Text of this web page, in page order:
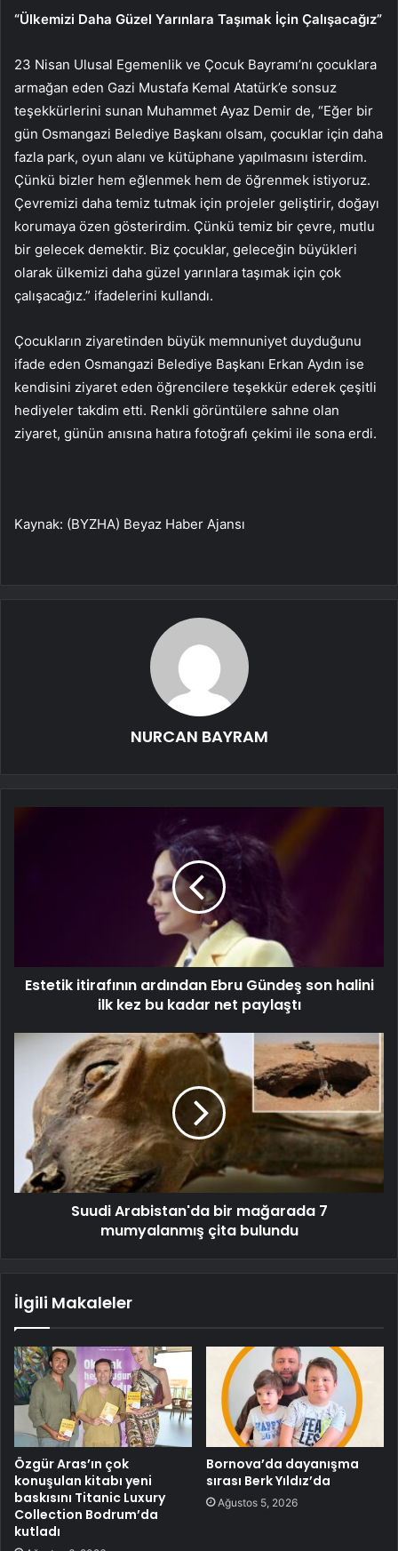
“Ülkemizi Daha Güzel Yarınlara Taşımak İçin Çalışacağız”
23 Nisan Ulusal Egemenlik ve Çocuk Bayramı’nı çocuklara
armağan eden Gazi Mustafa Kemal Atatürk’e sonsuz
teşekkürlerini sunan Muhammet Ayaz Demir de, “Eğer bir
gün Osmangazi Belediye Başkanı olsam, çocuklar için daha
fazla park, oyun alanı ve kütüphane yapılmasını isterdim.
Çünkü bizler hem eğlenmek hem de öğrenmek istiyoruz.
Çevremizi daha temiz tutmak için projeler geliştirir, doğayı
korumaya özen gösterirdim. Çünkü temiz bir çevre, mutlu
bir gelecek demektir. Biz çocuklar, geleceğin büyükleri
olarak ülkemizi daha güzel yarınlara taşımak için çok
çalışacağız.” ifadelerini kullandı.
Çocukların ziyaretinden büyük memnuniyet duyduğunu
ifade eden Osmangazi Belediye Başkanı Erkan Aydın ise
kendisini ziyaret eden öğrencilere teşekkür ederek çeşitli
hediyeler takdim etti. Renkli görüntülere sahne olan
ziyaret, günün anısına hatıra fotoğrafı çekimi ile sona erdi.
Kaynak: (BYZHA) Beyaz Haber Ajansı
NURCAN BAYRAM
Estetik itirafının ardından Ebru Gündeş son halini
ilk kez bu kadar net paylaştı
Suudi Arabistan'da bir mağarada 7
mumyalanmış çita bulundu
İlgili Makaleler
Özgür Aras’ın çok
konuşulan kitabı yeni
baskısını Titanic Luxury
Collection Bodrum’da
kutladı
Bornova’da dayanışma
sırası Berk Yıldız’da
Ağustos 5, 2026